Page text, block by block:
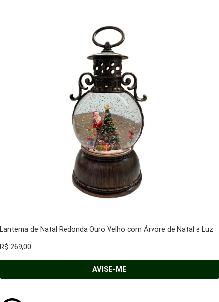
Lanterna de Natal Redonda Ouro Velho com Árvore de Natal e Luz
R$ 269,00
AVISE-ME